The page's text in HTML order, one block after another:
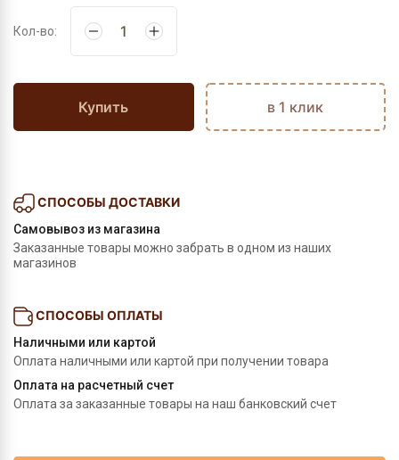
Кол-во:
Купить в 1 клик
СПОСОБЫ ДОСТАВКИ
Самовывоз из магазина
Заказанные товары можно забрать в одном из наших
магазинов
СПОСОБЫ ОПЛАТЫ
Наличными или картой
Оплата наличными или картой при получении товара
Оплата на расчетный счет
Оплата за заказанные товары на наш банковский счет